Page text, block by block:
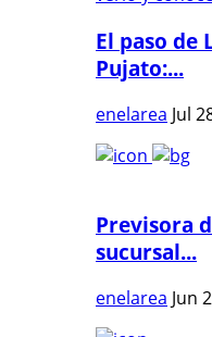
El paso de
Pujato:...
enelarea Jul
Previsora
sucursal...
enelarea Jun